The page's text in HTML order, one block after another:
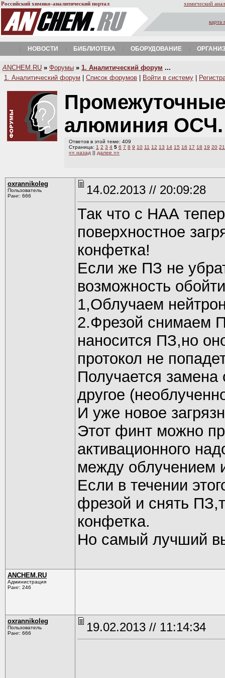
Российский химико-аналитический портал химический
карта
НОВОСТИ БИБЛИОТЕКА ОБОРУДОВАНИЕ
A NCHEM.RU » Форумы » 1. Аналитический форум ...
1. Аналитический форум
Список форумов Войти в систему
алюминия
Ответов в этой теме: 409
Страница: 1 2 3 4 5 6 7 8 9 10 11 12 13 14 15 16 17 18 19 20 21
«« назад || далее »»
oxrannikoleg
Пользователь
Ранг: 666
14.02.2013 // 20:09:28
Так что с НАА
поверхностное
конфетка!
Если же ПЗ не
возможность
1,Облучаем
2.Фрезой снимаем
наносится ПЗ,но
протокол не
Получается замена
другое
И уже новое
Этот финт можно
активационного
между облучением
Если в течении
фрезой и снять
конфетка.
Но самый лучший
ANCHEM.RU
Администрация
Ранг: 246
oxrannikoleg
Пользователь
Ранг: 666
19.02.2013 // 11:14:34